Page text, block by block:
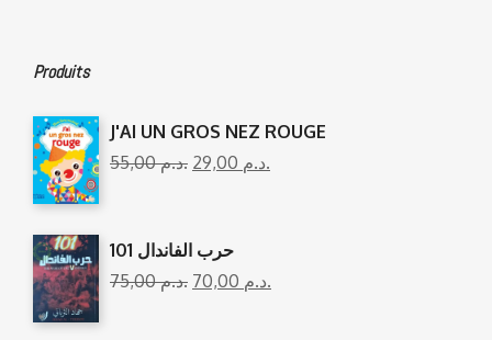
Produits
J'AI UN GROS NEZ ROUGE
55,00
د.م. 29,00 د.م.
101 حرب الفاندال
75,00
د.م. 70,00 د.م.